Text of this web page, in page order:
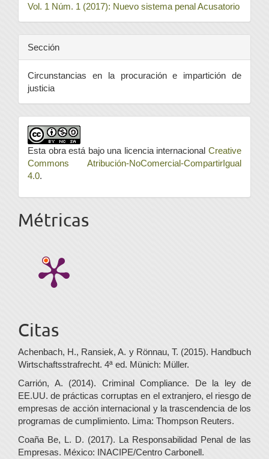
Vol. 1 Núm. 1 (2017): Nuevo sistema penal Acusatorio
Sección
Circunstancias en la procuración e impartición de
justicia
Esta obra está bajo una licencia internacional Creative
Commons Atribución-NoComercial-CompartirIgual
4.0.
Métricas
Citas
Achenbach, H., Ransiek, A. y Rönnau, T. (2015). Handbuch
Wirtschaftsstrafrecht. 4ª ed. Münich: Müller.
Carrión, A. (2014). Criminal Compliance. De la ley de
EE.UU. de prácticas corruptas en el extranjero, el riesgo de
empresas de acción internacional y la trascendencia de los
programas de cumplimiento. Lima: Thompson Reuters.
Coaña Be, L. D. (2017). La Responsabilidad Penal de las
Empresas. México: INACIPE/Centro Carbonell.